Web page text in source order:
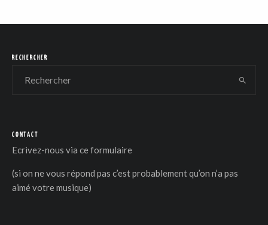
RECHERCHER
CONTACT
Ecrivez-nous via ce formulaire
(si on ne vous répond pas c’est probablement qu’on n’a pas
aimé votre musique)